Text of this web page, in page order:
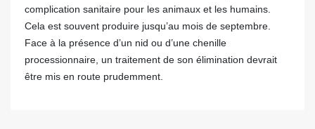
complication sanitaire pour les animaux et les humains.
Cela est souvent produire jusqu’au mois de septembre.
Face à la présence d’un nid ou d’une chenille
processionnaire, un traitement de son élimination devrait
être mis en route prudemment.